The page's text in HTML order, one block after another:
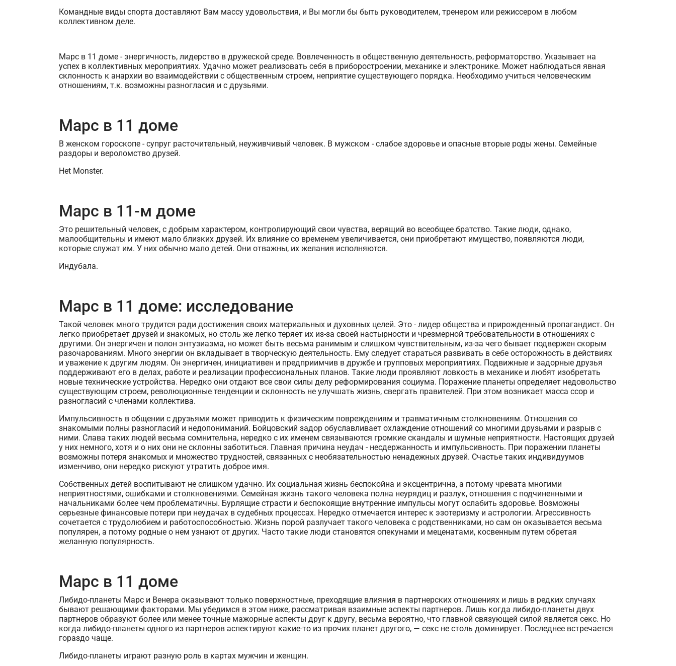
Командные виды спорта доставляют Вам массу удовольствия, и Вы могли бы быть руководителем, тренером или режиссером в любом
коллективном деле.
Марс в 11 доме - энергичность, лидерство в дружеской среде. Вовлеченность в общественную деятельность, реформаторство. Указывает на
успех в коллективных мероприятиях. Удачно может реализовать себя в приборостроении, механике и электронике. Может наблюдаться явная
склонность к анархии во взаимодействии с общественным строем, неприятие существующего порядка. Необходимо учиться человеческим
отношениям, т.к. возможны разногласия и с друзьями.
Марс в 11 доме
В женском гороскопе - супруг расточительный, неуживчивый человек. В мужском - слабое здоровье и опасные вторые роды жены. Семейные
раздоры и вероломство друзей.
Het Monster.
Марс в 11-м доме
Это решительный человек, с добрым характером, контролирующий свои чувства, верящий во всеобщее братство. Такие люди, однако,
малообщительны и имеют мало близких друзей. Их влияние со временем увеличивается, они приобретают имущество, появляются люди,
которые служат им. У них обычно мало детей. Они отважны, их желания исполняются.
Индубала.
Марс в 11 доме: исследование
Такой человек много трудится ради достижения своих материальных и духовных целей. Это - лидер общества и прирожденный пропагандист. Он
легко приобретает друзей и знакомых, но столь же легко теряет их из-за своей настырности и чрезмерной требовательности в отношениях с
другими. Он энергичен и полон энтузиазма, но может быть весьма ранимым и слишком чувствительным, из-за чего бывает подвержен скорым
разочарованиям. Много энергии он вкладывает в творческую деятельность. Ему следует стараться развивать в себе осторожность в действиях
и уважение к другим людям. Он энергичен, инициативен и предприимчив в дружбе и групповых мероприятиях. Подвижные и задорные друзья
поддерживают его в делах, работе и реализации профессиональных планов. Такие люди проявляют ловкость в механике и любят изобретать
новые технические устройства. Нередко они отдают все свои силы делу реформирования социума. Поражение планеты определяет недовольство
существующим строем, революционные тенденции и склонность не улучшать жизнь, свергать правителей. При этом возникает масса ссор и
разногласий с членами коллектива.
Импульсивность в общении с друзьями может приводить к физическим повреждениям и травматичным столкновениям. Отношения со
знакомыми полны разногласий и недопониманий. Бойцовский задор обуславливает охлаждение отношений со многими друзьями и разрыв с
ними. Слава таких людей весьма сомнительна, нередко с их именем связываются громкие скандалы и шумные неприятности. Настоящих друзей
у них немного, хотя и о них они не склонны заботиться. Главная причина неудач - несдержанность и импульсивность. При поражении планеты
возможны потеря знакомых и множество трудностей, связанных с необязательностью ненадежных друзей. Счастье таких индивидуумов
изменчиво, они нередко рискуют утратить доброе имя.
Собственных детей воспитывают не слишком удачно. Их социальная жизнь беспокойна и эксцентрична, а потому чревата многими
неприятностями, ошибками и столкновениями. Семейная жизнь такого человека полна неурядиц и разлук, отношения с подчиненными и
начальниками более чем проблематичны. Бурлящие страсти и беспокоящие внутренние импульсы могут ослабить здоровье. Возможны
серьезные финансовые потери при неудачах в судебных процессах. Нередко отмечается интерес к эзотеризму и астрологии. Агрессивность
сочетается с трудолюбием и работоспособностью. Жизнь порой разлучает такого человека с родственниками, но сам он оказывается весьма
популярен, а потому родные о нем узнают от других. Часто такие люди становятся опекунами и меценатами, косвенным путем обретая
желанную популярность.
Марс в 11 доме
Либидо-планеты Марс и Венера оказывают только поверхностные, преходящие влияния в партнерских отношениях и лишь в редких случаях
бывают решающими факторами. Мы убедимся в этом ниже, рассматривая взаимные аспекты партнеров. Лишь когда либидо-планеты двух
партнеров образуют более или менее точные мажорные аспекты друг к другу, весьма вероятно, что главной связующей силой является секс. Но
когда либидо-планеты одного из партнеров аспектируют какие-то из прочих планет другого, — секс не столь доминирует. Последнее встречается
гораздо чаще.
Либидо-планеты играют разную роль в картах мужчин и женщин.